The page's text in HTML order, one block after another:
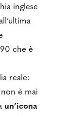
inglese
che è
reale:
è mai
un’icona